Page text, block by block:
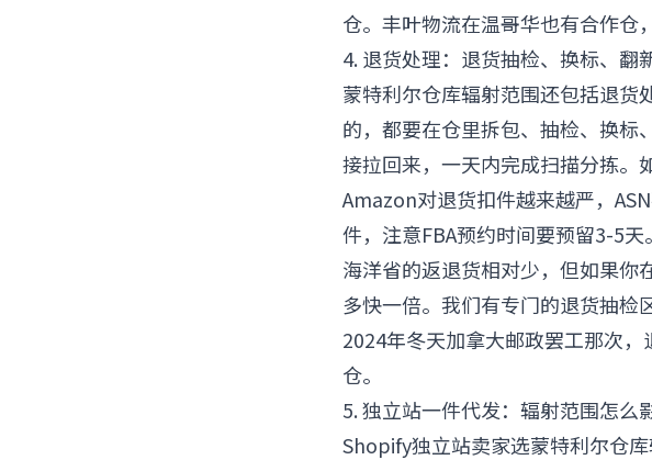
仓。丰叶物流在温哥华也有合作仓
4. 退货处理：退货抽检、换标、
蒙特利尔仓库辐射范围还包括退货
的，都要在仓里拆包、抽检、换标
接拉回来，一天内完成扫描分拣。
Amazon对退货扣件越来越严，
件，注意FBA预约时间要预留3-5天。
海洋省的返退货相对少，但如果你
多快一倍。我们有专门的退货抽检
2024年冬天加拿大邮政罢工那次
仓。
5. 独立站一件代发：辐射范围怎么
Shopify独立站卖家选蒙特利尔仓